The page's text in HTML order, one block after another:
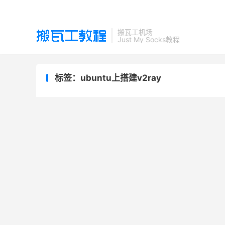
搬瓦工机场
Just My Socks教程
标签：ubuntu上搭建v2ray